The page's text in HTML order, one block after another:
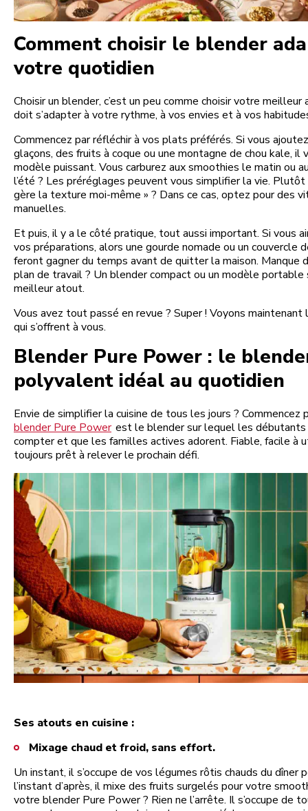
Comment choisir le blender
votre quotidien
Choisir un blender, c’est un peu comme choisir votre meilleur
doit s’adapter à votre rythme, à vos envies et à vos
Commencez par réfléchir à vos plats préférés. Si vous
glaçons, des fruits à coque ou une montagne de chou kale, il
modèle puissant. Vous carburez aux smoothies le matin ou
l’été ? Les préréglages peuvent vous simplifier la vie. Plutôt
gère la texture moi-même » ? Dans ce cas, optez pour des
manuelles.
Et puis, il y a le côté pratique, tout aussi important. Si vous
vos préparations, alors une gourde nomade ou un couvercle
feront gagner du temps avant de quitter la maison. Manque
plan de travail ? Un blender compact ou un modèle
meilleur atout.
Vous avez tout passé en revue ? Super ! Voyons
qui s’offrent à vous.
Blender Pure Power : le
polyvalent idéal au quotidien
Envie de simplifier la cuisine de tous les jours ? Commencez
blender Pure Power est le blender sur lequel les
compter et que les familles actives adorent. Fiable, facile à
toujours prêt à relever le prochain défi.
Ses atouts en cuisine :
Mixage chaud et froid, sans effort.
Un instant, il s’occupe de vos légumes rôtis chauds du dîner
l’instant d’après, il mixe des fruits surgelés pour votre
votre blender Pure Power ? Rien ne l’arrête. Il s’occupe de